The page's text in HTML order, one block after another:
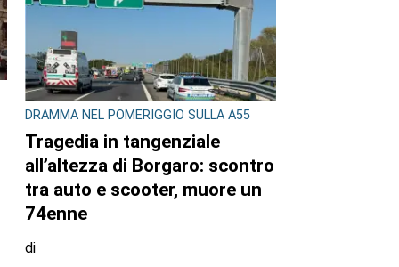
DRAMMA NEL POMERIGGIO SULLA A55
Tragedia in tangenziale
all’altezza di Borgaro: scontro
tra auto e scooter, muore un
74enne
di